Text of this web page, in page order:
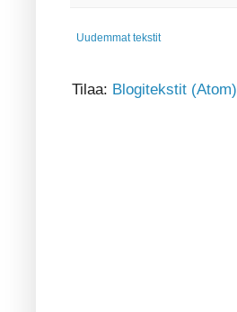
Uudemmat tekstit
Tilaa: Blogitekstit (Atom)